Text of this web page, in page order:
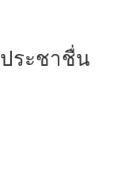
ระชาชื่น